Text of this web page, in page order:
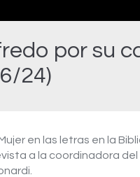
por su
24)
en las letras en la
a la coordinadora del